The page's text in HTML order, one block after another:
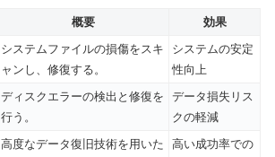
概要
効果
システムファイルの損傷をスキ
ャンし、修復する。
システムの安定
性向上
ディスクエラーの検出と修復を
行う。
データ損失リス
クの軽減
高度なデータ復旧技術を用いた
高い成功率での